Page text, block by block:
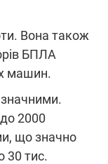
Вона також
БПЛА
машин.
2000
що значно
30 тис.